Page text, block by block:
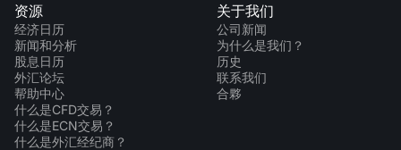
资源
经济日历
新闻和分析
股息日历
外汇论坛
帮助中心
什么是CFD交易？
什么是ECN交易？
什么是外汇经纪商？
关于我们
公司新闻
为什么是我们？
历史
联系我们
合夥